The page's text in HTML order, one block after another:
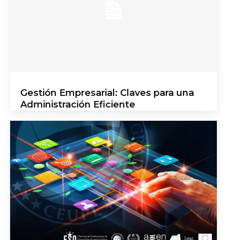
Gestión Empresarial: Claves para una
Administración Eficiente